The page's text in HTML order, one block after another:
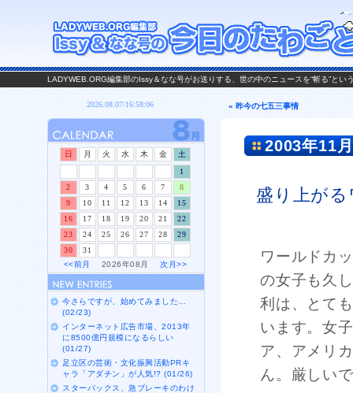
LADYWEB.ORG編集部のIssy＆なな号がお送りする、世の中のニュースを“斬る”と
« 昨今の七五三事情
2003年11
盛り上が
ワールドカ
の女子も久
利は、とて
います。女
ア、アメリ
ん。厳しい
日 月 火 水 木 金
土
1
2
3 4 5 6 7
8
9
10 11 12 13 14
15
16
17 18 19 20 21
22
23
24 25 26 27 28
29
30
31
<<前月
2026年08月次月>>
今さらですが、始めてみました…
(02/23)
インターネット広告市場、2013年
に8500億円規模になるらしい
(01/27)
足立区の芸術・文化振興活動PRキ
ャラ「アダチン」が人気!? (01/26)
スターバックス、急ブレーキのわけ